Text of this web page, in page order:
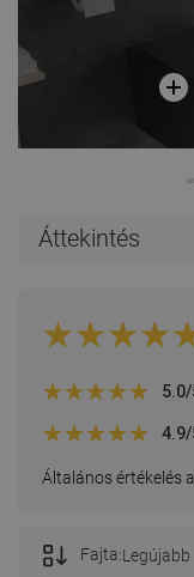
Áttekintés
Általános értékelés
5.0/
4.9/
Fajta:Legújabb